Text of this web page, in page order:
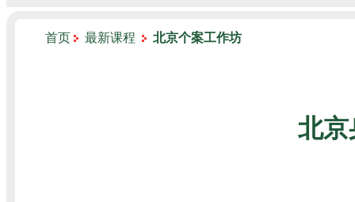
首页 最新课程 北京个案工作坊
北京